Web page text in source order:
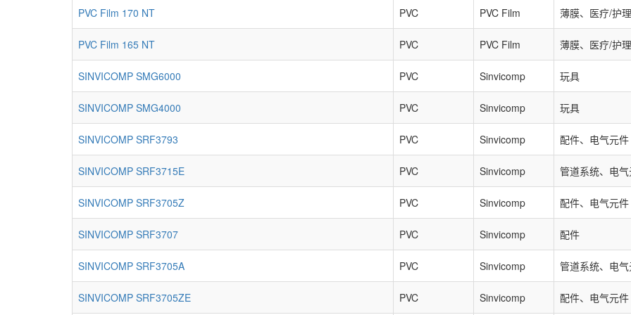
PVC Film 170 NT PVC PVC Film 薄膜、医疗/护
PVC Film 165 NT PVC PVC Film 薄膜、医疗/护
SINVICOMP SMG6000 PVC Sinvicomp 玩具
SINVICOMP SMG4000 PVC Sinvicomp 玩具
SINVICOMP SRF3793 PVC Sinvicomp 配件、电气元件
SINVICOMP SRF3715E PVC Sinvicomp 管道系统、电
SINVICOMP SRF3705Z PVC Sinvicomp 配件、电气元件
SINVICOMP SRF3707 PVC Sinvicomp 配件
SINVICOMP SRF3705A PVC Sinvicomp 管道系统、电
SINVICOMP SRF3705ZE PVC Sinvicomp 配件、电气元件